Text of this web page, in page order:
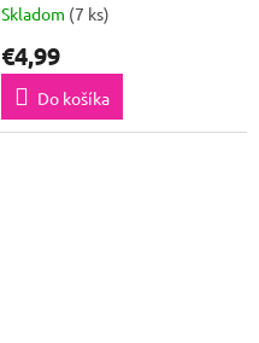
Skladom (7 ks)
€4,99
Do košíka